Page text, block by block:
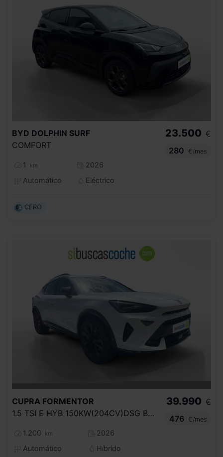
BYD DOLPHIN SURF
COMFORT
1 km
2026
Automático
Eléctrico
23.500 €
280
€/mes
CERO
CUPRA FORMENTOR
1.5 TSI E HYB 150KW(204CV)DSG BEY MY26.6
1.200 km
2026
Automático
Híbrido
39.990 €
476
€/mes